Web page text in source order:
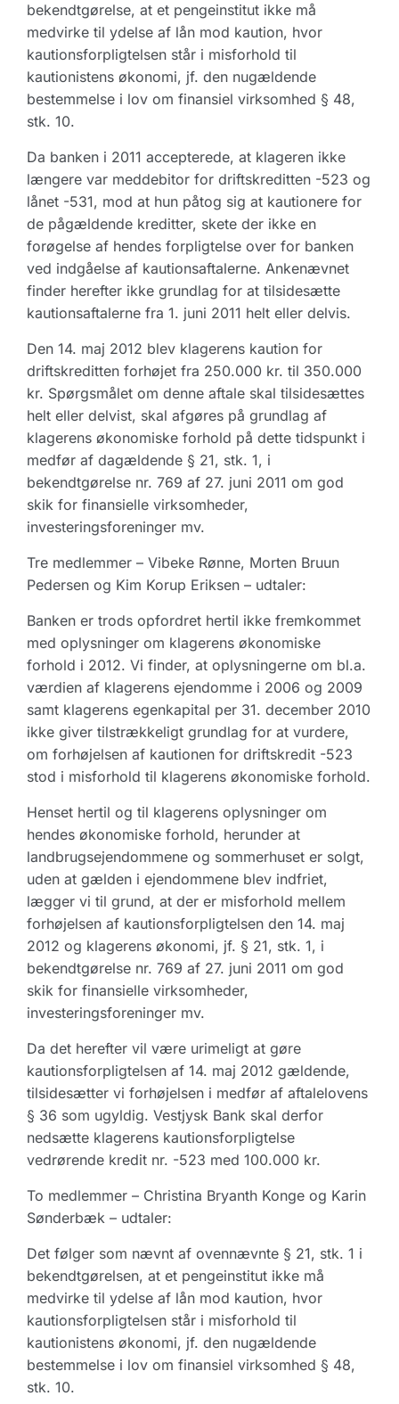
bekendtgørelse, at et pengeinstitut ikke må
medvirke til ydelse af lån mod kaution, hvor
kautionsforpligtelsen står i misforhold til
kautionistens økonomi, jf. den nugældende
bestemmelse i lov om finansiel virksomhed § 48,
stk. 10.
Da banken i 2011 accepterede, at klageren ikke
længere var meddebitor for driftskreditten -523 og
lånet -531, mod at hun påtog sig at kautionere for
de pågældende kreditter, skete der ikke en
forøgelse af hendes forpligtelse over for banken
ved indgåelse af kautionsaftalerne. Ankenævnet
finder herefter ikke grundlag for at tilsidesætte
kautionsaftalerne fra 1. juni 2011 helt eller delvis.
Den 14. maj 2012 blev klagerens kaution for
driftskreditten forhøjet fra 250.000 kr. til 350.000
kr. Spørgsmålet om denne aftale skal tilsidesættes
helt eller delvist, skal afgøres på grundlag af
klagerens økonomiske forhold på dette tidspunkt i
medfør af dagældende § 21, stk. 1, i
bekendtgørelse nr. 769 af 27. juni 2011 om god
skik for finansielle virksomheder,
investeringsforeninger mv.
Tre medlemmer – Vibeke Rønne, Morten Bruun
Pedersen og Kim Korup Eriksen – udtaler:
Banken er trods opfordret hertil ikke fremkommet
med oplysninger om klagerens økonomiske
forhold i 2012. Vi finder, at oplysningerne om bl.a.
værdien af klagerens ejendomme i 2006 og 2009
samt klagerens egenkapital per 31. december 2010
ikke giver tilstrækkeligt grundlag for at vurdere,
om forhøjelsen af kautionen for driftskredit -523
stod i misforhold til klagerens økonomiske forhold.
Henset hertil og til klagerens oplysninger om
hendes økonomiske forhold, herunder at
landbrugsejendommene og sommerhuset er solgt,
uden at gælden i ejendommene blev indfriet,
lægger vi til grund, at der er misforhold mellem
forhøjelsen af kautionsforpligtelsen den 14. maj
2012 og klagerens økonomi, jf. § 21, stk. 1, i
bekendtgørelse nr. 769 af 27. juni 2011 om god
skik for finansielle virksomheder,
investeringsforeninger mv.
Da det herefter vil være urimeligt at gøre
kautionsforpligtelsen af 14. maj 2012 gældende,
tilsidesætter vi forhøjelsen i medfør af aftalelovens
§ 36 som ugyldig. Vestjysk Bank skal derfor
nedsætte klagerens kautionsforpligtelse
vedrørende kredit nr. -523 med 100.000 kr.
To medlemmer – Christina Bryanth Konge og Karin
Sønderbæk – udtaler:
Det følger som nævnt af ovennævnte § 21, stk. 1 i
bekendtgørelsen, at et pengeinstitut ikke må
medvirke til ydelse af lån mod kaution, hvor
kautionsforpligtelsen står i misforhold til
kautionistens økonomi, jf. den nugældende
bestemmelse i lov om finansiel virksomhed § 48,
stk. 10.